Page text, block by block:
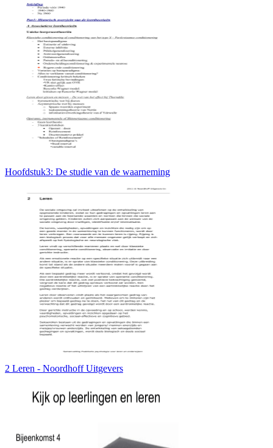
Hoofdstuk3: De studie van de waarneming
2 Leren - Noordhoff Uitgevers